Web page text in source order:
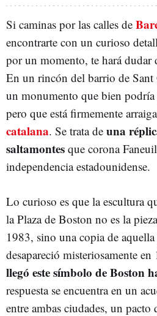
Si caminas por las calles de
encontrarte con un curioso
por un momento, te hará dudar
En un rincón del barrio de Sant
un monumento que bien podría
pero que está firmemente
catalana. Se trata de una
saltamontes que corona
independencia estadounidense.
Lo curioso es que la escultura
la Plaza de Boston no es la
1983, sino una copia de
desapareció misteriosamente
llegó este símbolo de Boston
respuesta se encuentra en un
entre ambas ciudades, un pacto